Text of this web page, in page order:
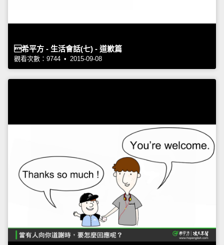
希平方 - 生活會話(七) - 道歉篇
觀看次數：9744 • 2015-09-08